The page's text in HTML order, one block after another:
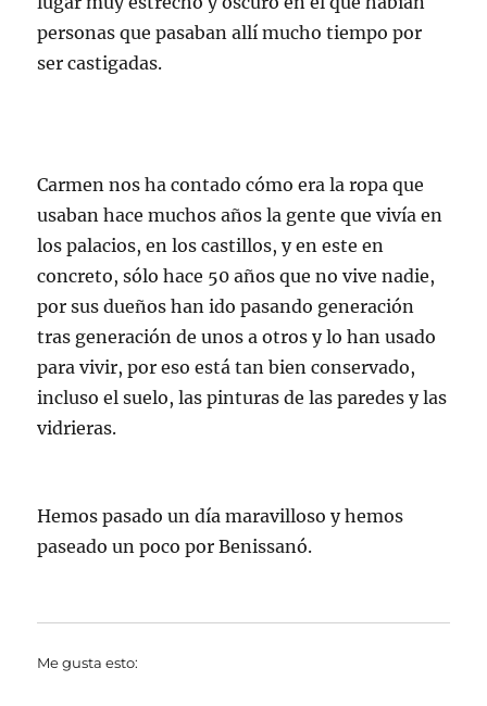
personas que pasaban allí mucho tiempo por
ser castigadas.
Carmen nos ha contado cómo era la ropa que
usaban hace muchos años la gente que vivía en
los palacios, en los castillos, y en este en
concreto, sólo hace 50 años que no vive nadie,
por sus dueños han ido pasando generación
tras generación de unos a otros y lo han usado
para vivir, por eso está tan bien conservado,
incluso el suelo, las pinturas de las paredes y las
vidrieras.
Hemos pasado un día maravilloso y hemos
paseado un poco por Benissanó.
Me gusta esto: